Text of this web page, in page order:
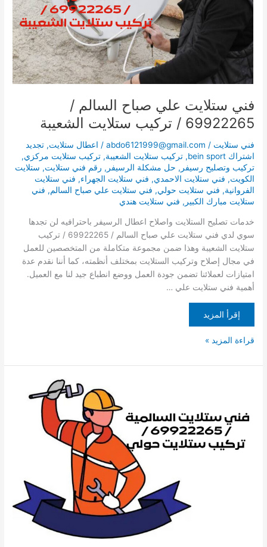
فني ستلايت علي صباح السالم /
69922265 / تركيب ستلايت الشعيبة
فني ستلايت /
abdo6121999@gmail.com
/ اعطال ستلايت,تجديد
اشتراك bein sport
,تركيب ستلايت الشعيبة,تركيب ستلايت مركزي,
تركيب وتصليح رسيفر , حل مشكلة الرسيفر , رقم فني ستلايت, ستلايت
الكويت, فني ستلايت الاحمدي, فني ستلايت الجهراء, فني ستلايت
الفروانية, فني ستلايت حولي, فني ستلايت علي صباح السالم, فني
ستلايت مبارك الكبير , فني ستلايت هندي
خدمات تصليح الستلايت واصلاح اعطال الرسيفر باحترافيه لن تجدها
سوي لدي فني ستلايت علي صباح السالم / 69922265 / تركيب
ستلايت الشعيبة وهذا ضمن مجموعة متكاملة من المتخصصين للعمل
في مجال إصلاح وتركيب الستلايت بمختلف أنظمته، كما أننا نقدم عدة
امتيازات لعملائنا تضمن جودة العمل ووضع انطباع جيد لنا مع العميل.
أهمية فني ستلايت علي …
إقرأ المزيد
69922265
ستلايت
الشعيبة
قراءة المزيد »
69922265